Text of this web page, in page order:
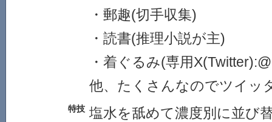
・郵趣(切手収集)
・読書(推理小説が主)
・着ぐるみ(専用
他、たくさんなのでツイッ
特技 塩水を舐めて濃度別に並び